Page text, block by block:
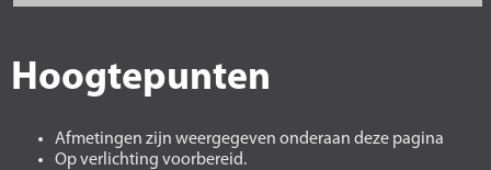
Hoogtepunten
Afmetingen zijn weergegeven onderaan deze pagina
Op verlichting voorbereid.